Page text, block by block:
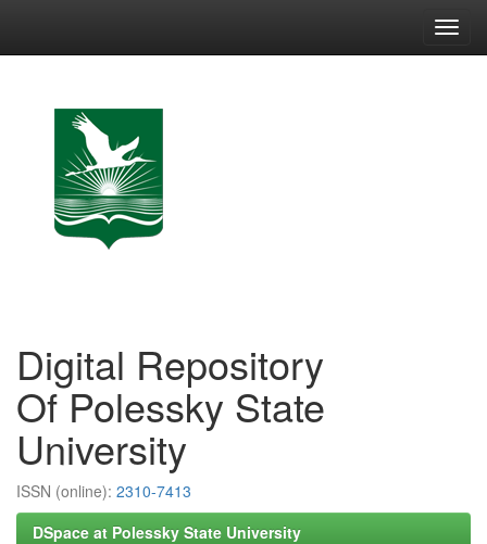
Digital Repository
Of Polessky State
University
ISSN (online): 2310-7413
DSpace at Polessky State University